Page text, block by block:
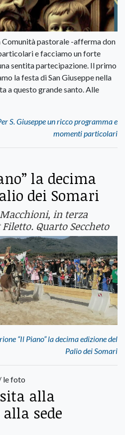
pastorale -afferma don
e facciamo un forte
sentita partecipazione. Il primo
la festa di San Giuseppe nella
a questo grande santo. Alle
S. Giuseppe un ricco programma e
momenti particolari
la decima
dei Somari
in terza
Quarto Seccheto
“Il Piano” la decima edizione del
Palio dei Somari
le foto
alla
sede